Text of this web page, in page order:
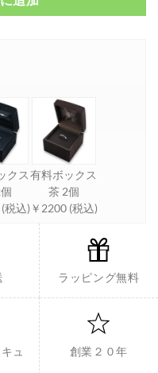
クス
税込)
有料ボックス
茶 2個
￥2200 (税込)
ラッピング無料
ュ
創業２０年